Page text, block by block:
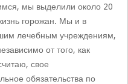
мы выделили около 20
горожан. Мы и в
лечебным учреждениям,
от того, как
свое
обязательства по